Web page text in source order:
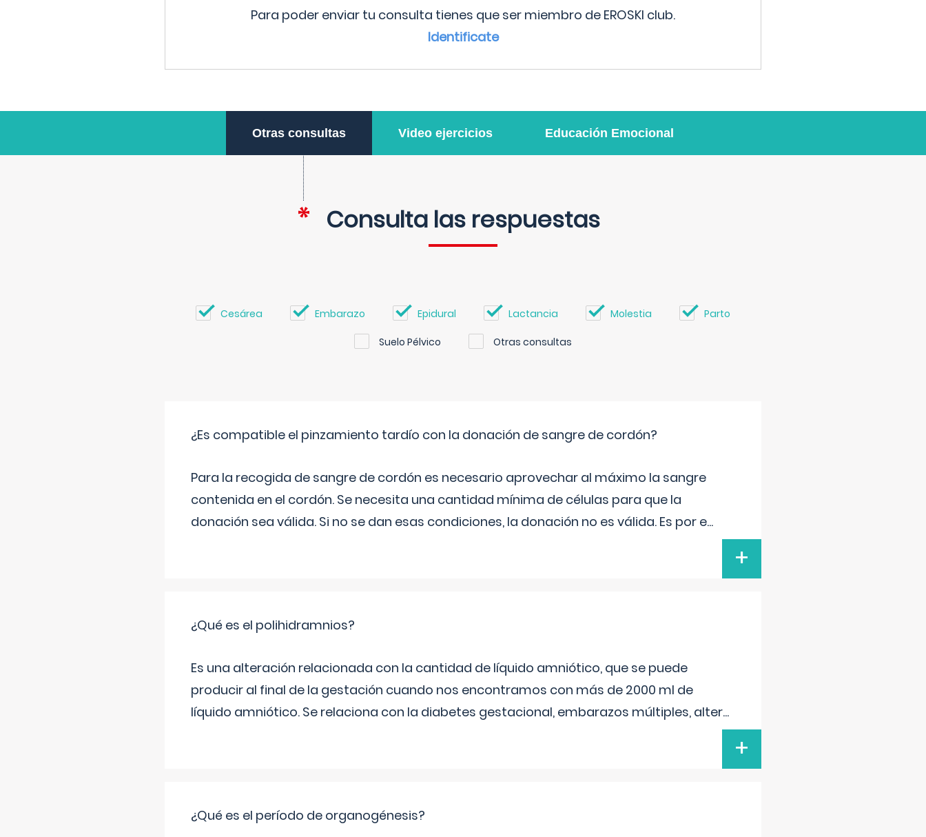
Para poder enviar tu consulta tienes que ser miembro de EROSKI club.
Identificate
Otras consultas Video ejercicios Educación Emocional
Consulta las respuestas
Cesárea Embarazo Epidural Lactancia Molestia Parto
Suelo Pélvico Otras consultas
¿Es compatible el pinzamiento tardío con la donación de sangre de cordón?
Para la recogida de sangre de cordón es necesario aprovechar al máximo la sangre
contenida en el cordón. Se necesita una cantidad mínima de células para que la
donación sea válida. Si no se dan esas condiciones, la donación no es válida. Es por e...
+
¿Qué es el polihidramnios?
Es una alteración relacionada con la cantidad de líquido amniótico, que se puede
producir al final de la gestación cuando nos encontramos con más de 2000 ml de
líquido amniótico. Se relaciona con la diabetes gestacional, embarazos múltiples, alter...
+
¿Qué es el período de organogénesis?